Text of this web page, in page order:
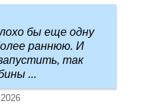
бы еще одну
раннюю. И
так
...